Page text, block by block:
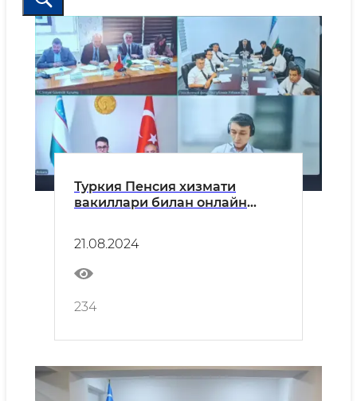
Туркия Пенсия хизмати
вакиллари билан онлайн
21.08.2024
234